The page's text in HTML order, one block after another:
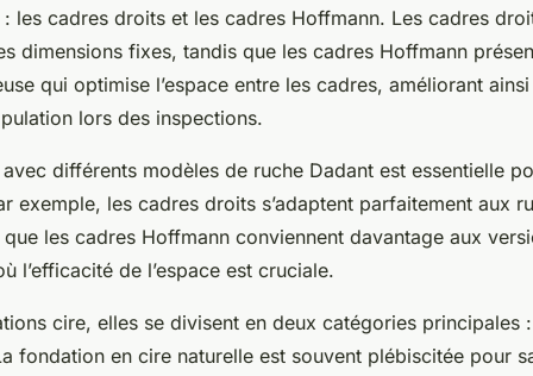
les cadres droits et les cadres Hoffmann. Les cadres
dimensions fixes, tandis que les cadres Hoffmann
qui optimise l’espace entre les cadres, améliorant
lors des inspections.
différents modèles de ruche Dadant est essentielle
exemple, les cadres droits s’adaptent parfaitement aux
les cadres Hoffmann conviennent davantage aux
l’efficacité de l’espace est cruciale.
cire, elles se divisent en deux catégories principales
fondation en cire naturelle est souvent plébiscitée pour